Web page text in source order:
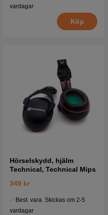
vardagar
Köp
Hörselskydd, hjälm
Technical, Technical Mips
349 kr
Best. vara. Skickas om 2-5
vardagar